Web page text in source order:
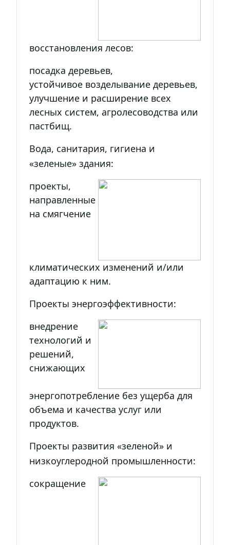
восстановления лесов:
посадка деревьев,
устойчивое возделывание деревьев,
улучшение и расширение всех
лесных систем, агролесоводства или
пастбищ.
Вода, санитария, гигиена и
«зеленые» здания:
проекты,
направленные
на смягчение
климатических изменений и/или
адаптацию к ним.
Проекты энергоэффективности:
внедрение
технологий и
решений,
снижающих
энергопотребление без ущерба для
объема и качества услуг или
продуктов.
Проекты развития «зеленой» и
низкоуглеродной промышленности:
сокращение